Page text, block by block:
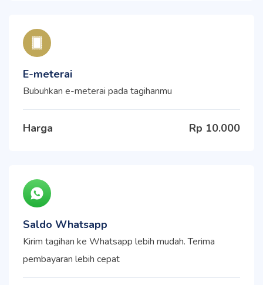
E-meterai
Bubuhkan e-meterai pada tagihanmu
Harga Rp 10.000
Saldo Whatsapp
Kirim tagihan ke Whatsapp lebih mudah. Terima
pembayaran lebih cepat